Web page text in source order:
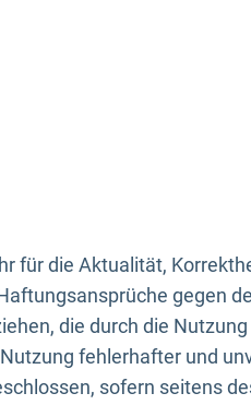
für die Aktualität,
gegen
die durch die
fehlerhafter und
sofern seitens